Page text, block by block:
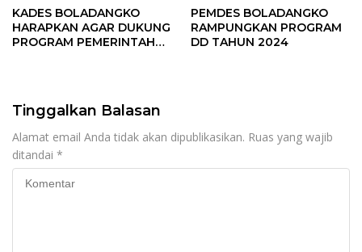
KADES BOLADANGKO
HARAPKAN AGAR DUKUNG
PROGRAM PEMERINTAH
PEMDES BOLADANGKO
RAMPUNGKAN PROGRAM
DD TAHUN 2024
Tinggalkan Balasan
Alamat email Anda tidak akan dipublikasikan. Ruas yang wajib
ditandai *